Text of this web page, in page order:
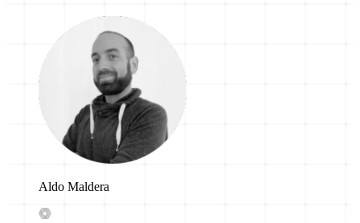
Aldo Maldera